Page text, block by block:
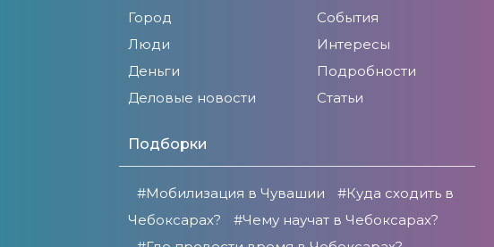
Город
Люди
Деньги
Деловые новости
События
Интересы
Подробности
Статьи
Подборки
#Мобилизация в Чувашии
#Куда сходить в
Чебоксарах?
#Чему научат в Чебоксарах?